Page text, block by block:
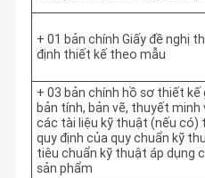
+ 01 bản chính Giấy đề nghị
định thiết kế theo mẫu
+ 03 bản chính hồ sơ thiết kế
bản tính, bản vẽ, thuyết minh
các tài liệu kỹ thuật (nếu có)
quy định của quy chuẩn kỹ
tiêu chuẩn kỹ thuật áp dụng
sản phẩm